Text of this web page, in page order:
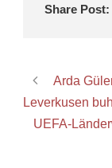
Share Post:
Arda
Leverkusen
UEFA-